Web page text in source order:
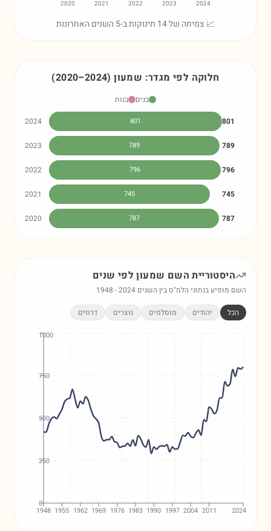
2024
2023
2022
2021
2020
📈 צמיחה של 14 תינוקות ב-5 השנים האחרונות
חלוקה לפי מגדר: שמעון (2020–2024)
בנים
בנות
2024
801 801
2023 789 789
2022 796 796
2021 745 745
2020 787 787
היסטוריית השם שמעוןלפי שנים
השם מופיע בנתוני הלמ"ס בין השנים 1948 -2024
הכל יהודים מוסלמים נוצרים דרוזים
1948 1955 1962 1969 1976 1983 1990 1997 2004 2011 2024
0
250
500
750
1000